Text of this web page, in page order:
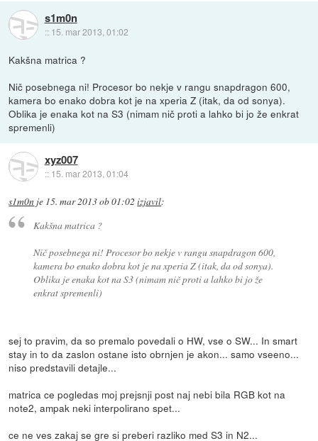
s1m0n
:: 15. mar 2013, 01:02
Kakšna matrica ?
Nič posebnega ni! Procesor bo nekje v rangu snapdragon 600,
kamera bo enako dobra kot je na xperia Z (itak, da od sonya).
Oblika je enaka kot na S3 (nimam nič proti a lahko bi jo že enkrat
spremenli)
xyz007
:: 15. mar 2013, 01:04
s1m0n je 15. mar 2013 ob 01:02 izjavil:
Kakšna matrica ?
Nič posebnega ni! Procesor bo nekje v rangu snapdragon 600,
kamera bo enako dobra kot je na xperia Z (itak, da od sonya).
Oblika je enaka kot na S3 (nimam nič proti a lahko bi jo že
enkrat spremenli)
sej to pravim, da so premalo povedali o HW, vse o SW... In smart
stay in to da zaslon ostane isto obrnjen je akon... samo vseeno...
niso predstavili detajle...
matrica ce pogledas moj prejsnji post naj nebi bila RGB kot na
note2, ampak neki interpolirano spet...
ce ne ves zakaj se gre si preberi razliko med S3 in N2...